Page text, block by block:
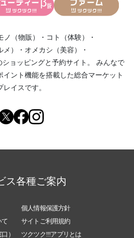
ノ（物販） ・ コト（体験）
・
）
・ オメカシ（美容）
・
ショッピングと予約サイト。
みんなで
イント機能を搭載した総合マーケット
レイスです。
ス各種ご案内
個人情報保護方針
て
サイトご利用規約
）
ツクツク!!!アプリとは